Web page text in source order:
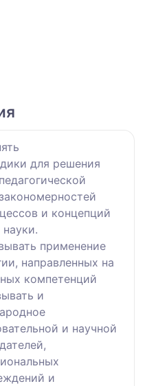
для решения
и концепций
применение
направленных на
компетенций
и
и научной
и